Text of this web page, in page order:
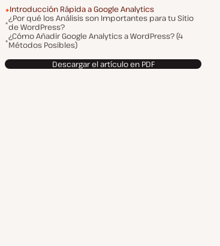
Introducción Rápida a Google Analytics
¿Por qué los Análisis son Importantes para tu Sitio
de WordPress?
¿Cómo Añadir Google Analytics a WordPress? (4
Métodos Posibles)
Descargar el artículo en PDF